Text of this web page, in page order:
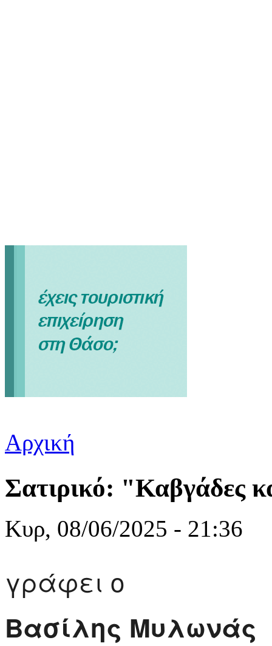
Είστε εδώ
Αρχική
Σατιρικό: "Καβγάδες
Κυρ, 08/06/2025 - 21:36
γράφει ο
Βασίλης Μυλωνάς